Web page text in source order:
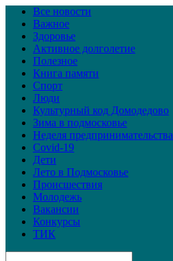
Все новости
Важное
Здоровье
Активное долголетие
Полезное
Книга памяти
Спорт
Люди
Культурный код Домодедово
Зима в подмосковье
Неделя предпринимательства
Covid-19
Дети
Лето в Подмосковье
Происшествия
Молодежь
Вакансии
Конкурсы
ТИК